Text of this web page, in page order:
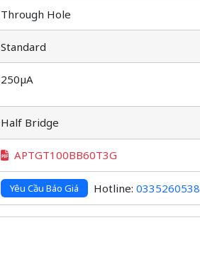
Through Hole
Standard
250µA
Half Bridge
APTGT100BB60T3G
Yêu Cầu Báo Giá Hotline: 0335260538